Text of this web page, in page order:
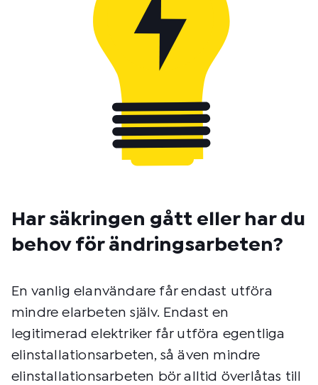
Har säkringen gått eller har du
behov för ändringsarbeten?
En vanlig elanvändare får endast utföra
mindre elarbeten själv. Endast en
legitimerad elektriker får utföra egentliga
elinstallationsarbeten, så även mindre
elinstallationsarbeten bör alltid överlåtas till